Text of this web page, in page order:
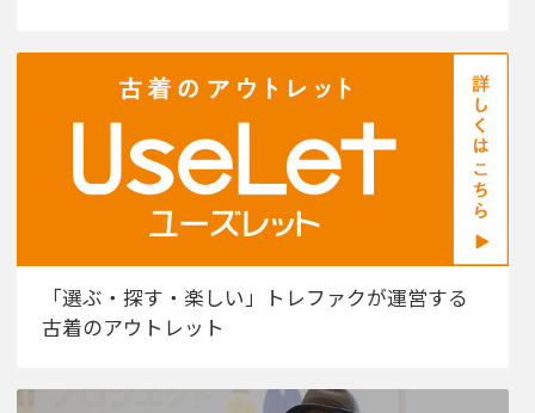
「選ぶ・探す・楽しい」トレファクが運営する
古着のアウトレット